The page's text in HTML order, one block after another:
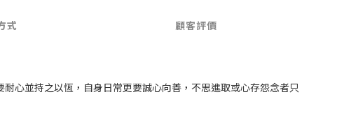
式 顧客評價
心並持之以恆，自身日常更要誠心向善，不思進取或心存怨念者只